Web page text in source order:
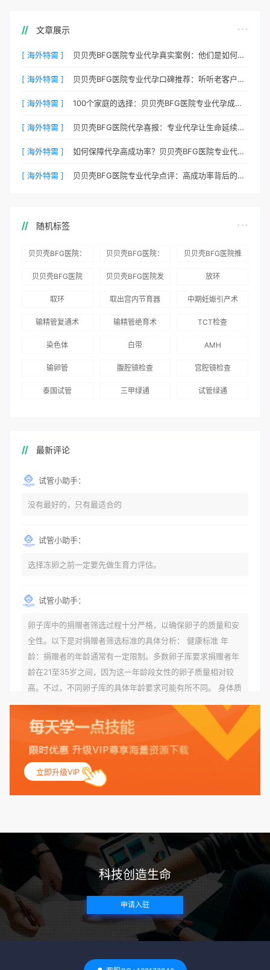
文章展示
[ 海外特需 ] 贝贝壳BFG医院专业代孕真实案例：他们是如何在这里圆梦的
[ 海外特需 ] 贝贝壳BFG医院专业代孕口碑推荐：听听老客户的真实评价
[ 海外特需 ] 100个家庭的选择：贝贝壳BFG医院专业代孕成功案例分享
[ 海外特需 ] 贝贝壳BFG医院代孕喜报：专业代孕让生命延续更简单
[ 海外特需 ] 如何保障代孕高成功率？贝贝壳BFG医院专业代孕方案解析
[ 海外特需 ] 贝贝壳BFG医院专业代孕点评：高成功率背后的医疗神话
随机标签
贝贝壳BFG医院：
务
贝贝壳BFG医院：
术”和“法律支持”
贝贝壳BFG医院推
贝贝壳BFG医院
贝贝壳BFG医院发
国版）》
放环
取环 取出宫内节育器 中期妊娠引产术
输精管复通术 输精管绝育术 TCT检查
染色体 白带 AMH
输卵管 腹腔镜检查 宫腔镜检查
泰国试管 三甲绿通 试管绿通
最新评论
试管小助手：
没有最好的，只有最适合的
试管小助手：
选择冻卵之前一定要先做生育力评估。
试管小助手：
卵子库中的捐赠者筛选过程十分严格，以确保卵子的质量和安
全性。以下是对捐赠者筛选标准的具体分析： 健康标准 年
龄：捐赠者的年龄通常有一定限制。多数卵子库要求捐赠者年
龄在21至35岁之间，因为这一年龄段女性的卵子质量相对较
高。不过，不同卵子库的具体年龄要求可能有所不同。 身体质
量指数（BMI）：捐赠者的BMI通常需要在正常范围内，以确
保其身体健康状况良好。过高的BMI可能与多种健康问题相关
联，包括不孕症和妊娠并发症。 生殖健康：捐赠者需要有规律
的月经期，无生殖障碍或异常问题。此外，还需要进行详细的
妇科检查，以确保其生殖系统的健康。 遗传病史与家族病史：
捐赠者及其家庭成员需要无严重的遗传病史、精神病史和传染
病史。这通常需要通过基因检测、家族史调查和医疗记录审查
带任何可传染给受卵者的病原体。 药物与生活习惯：捐赠者需
要是非尼古丁使用者、非吸烟者、非吸毒者，并且未使用可能
影响卵子质量的药物，如某些精神药物和避孕植入物。 学历与
心理标准 学历要求：部分卵子库对捐赠者的学历有一定要求，
但这并非普遍标准。一些卵子库可能更倾向于选择受过高等教
育的女性作为捐赠者，但这并不是绝对的筛选条件。 心理状态
评估：捐赠者需要进行心理状态评估，以确定其对捐赠过程的
立即升级VIP
科技创造生命
申请入驻